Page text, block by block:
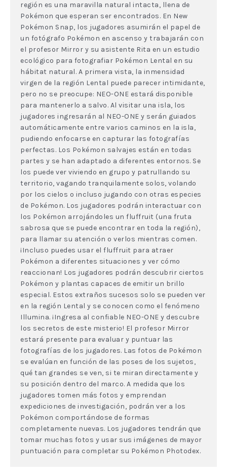
región es una maravilla natural intacta, llena de
Pokémon que esperan ser encontrados. En New
Pokémon Snap, los jugadores asumirán el papel de
un fotógrafo Pokémon en ascenso y trabajarán con
el profesor Mirror y su asistente Rita en un estudio
ecológico para fotografiar Pokémon Lental en su
hábitat natural. A primera vista, la inmensidad
virgen de la región Lental puede parecer intimidante,
pero no se preocupe: NEO-ONE estará disponible
para mantenerlo a salvo. Al visitar una isla, los
jugadores ingresarán al NEO-ONE y serán guiados
automáticamente entre varios caminos en la isla,
pudiendo enfocarse en capturar las fotografías
perfectas. Los Pokémon salvajes están en todas
partes y se han adaptado a diferentes entornos. Se
los puede ver viviendo en grupo y patrullando su
territorio, vagando tranquilamente solos, volando
por los cielos o incluso jugando con otras especies
de Pokémon. Los jugadores podrán interactuar con
los Pokémon arrojándoles un fluffruit (una fruta
sabrosa que se puede encontrar en toda la región),
para llamar su atención o verlos mientras comen.
¡Incluso puedes usar el fluffruit para atraer
Pokémon a diferentes situaciones y ver cómo
reaccionan! Los jugadores podrán descubrir ciertos
Pokémon y plantas capaces de emitir un brillo
especial. Estos extraños sucesos solo se pueden ver
en la región Lental y se conocen como el fenómeno
Illumina. ¡Ingresa al confiable NEO-ONE y descubre
los secretos de este misterio! El profesor Mirror
estará presente para evaluar y puntuar las
fotografías de los jugadores. Las fotos de Pokémon
se evalúan en función de las poses de los sujetos,
qué tan grandes se ven, si te miran directamente y
su posición dentro del marco. A medida que los
jugadores tomen más fotos y emprendan
expediciones de investigación, podrán ver a los
Pokémon comportándose de formas
completamente nuevas. Los jugadores tendrán que
tomar muchas fotos y usar sus imágenes de mayor
puntuación para completar su Pokémon Photodex.